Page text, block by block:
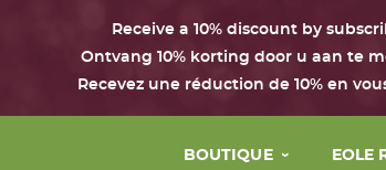
Receive a 10% discount by
Ontvang 10% korting door u aan te
Recevez une réduction de 10% en
BOUTIQUE EOLE